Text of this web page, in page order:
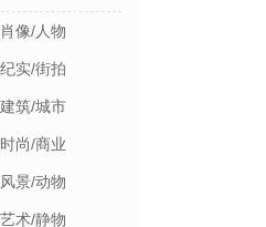
肖像/人物
纪实/街拍
建筑/城市
时尚/商业
风景/动物
艺术/静物